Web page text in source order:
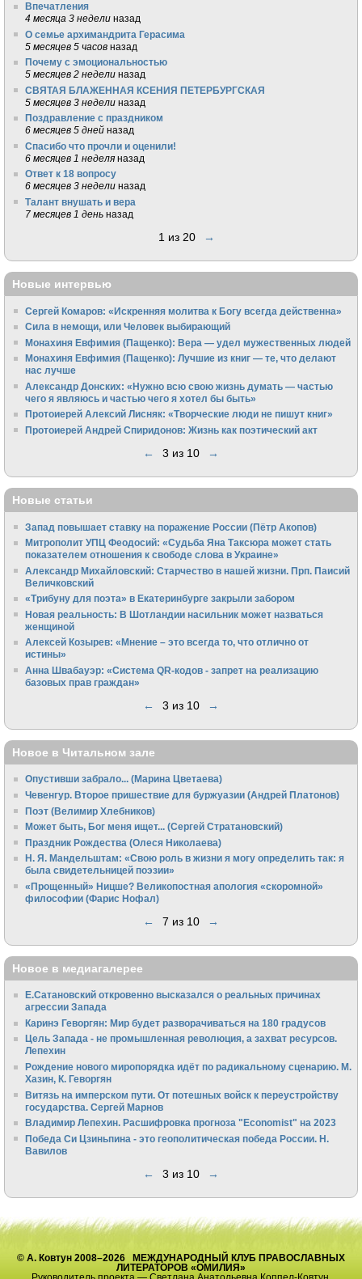
Впечатления
4 месяца 3 недели назад
О семье архимандрита Герасима
5 месяцев 5 часов назад
Почему с эмоциональностью
5 месяцев 2 недели назад
СВЯТАЯ БЛАЖЕННАЯ КСЕНИЯ ПЕТЕРБУРГСКАЯ
5 месяцев 3 недели назад
Поздравление с праздником
6 месяцев 5 дней назад
Спасибо что прочли и оценили!
6 месяцев 1 неделя назад
Ответ к 18 вопросу
6 месяцев 3 недели назад
Талант внушать и вера
7 месяцев 1 день назад
1 из 20 →
Новые интервью
Сергей Комаров: «Искренняя молитва к Богу всегда действенна»
Сила в немощи, или Человек выбирающий
Монахиня Евфимия (Пащенко): Вера — удел мужественных людей
Монахиня Евфимия (Пащенко): Лучшие из книг — те, что делают
нас лучше
Александр Донских: «Нужно всю свою жизнь думать — частью
чего я являюсь и частью чего я хотел бы быть»
Протоиерей Алексий Лисняк: «Творческие люди не пишут книг»
Протоиерей Андрей Спиридонов: Жизнь как поэтический акт
← 3 из 10 →
Новые статьи
Запад повышает ставку на поражение России (Пётр Акопов)
Митрополит УПЦ Феодосий: «Судьба Яна Таксюра может стать
показателем отношения к свободе слова в Украине»
Алек­сандр Михайловский: Старчество в нашей жизни. Прп. Паисий
Величковский
«Трибуну для поэта» в Екатеринбурге закрыли забором
Новая реальность: В Шотландии насильник может назваться
женщиной
Алексей Козырев: «Мнение – это всегда то, что отлично от
истины»
Анна Швабауэр: «Система QR-кодов - запрет на реализацию
базовых прав граждан»
← 3 из 10 →
Новое в Читальном зале
Опустивши забрало... (Марина Цветаева)
Чевенгур. Второе пришествие для буржуазии (Андрей Платонов)
Поэт (Велимир Хлебников)
Может быть, Бог меня ищет... (Сергей Стратановский)
Праздник Рождества (Олеся Николаева)
Н. Я. Мандельштам: «Свою pоль в жизни я могу опpеделить так: я
была свидетельницей поэзии»
«Прощенный» Ницше? Великопостная апология «скоромной»
философии (Фарис Нофал)
← 7 из 10 →
Новое в медиагалерее
Е.Сатановский откровенно высказался о реальных причинах
агрессии Запада
Каринэ Геворгян: Мир будет разворачиваться на 180 градусов
Цель Запада - не промышленная революция, а захват ресурсов.
Лепехин
Рождение нового миропорядка идёт по радикальному сценарию. М.
Хазин, К. Геворгян
Витязь на имперском пути. От потешных войск к переустройству
государства. Сергей Марнов
Владимир Лепехин. Расшифровка прогноза "Economist" на 2023
Победа Си Цзиньпина - это геополитическая победа России. Н.
Вавилов
← 3 из 10 →
© А. Ковтун 2008–2026 МЕЖДУНАРОДНЫЙ КЛУБ ПРАВОСЛАВНЫХ
ЛИТЕРАТОРОВ «ОМИЛИЯ»
Руководитель проекта — Светлана Анатольевна Коппел-Ковтун.